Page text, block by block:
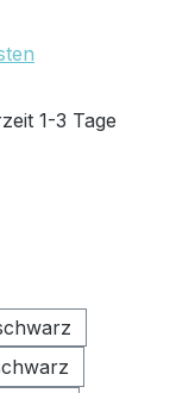
1-3 Tage